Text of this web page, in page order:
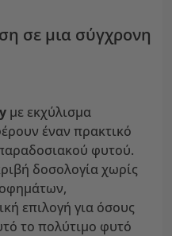
σε μια σύγχρονη
με εκχύλισμα
έναν πρακτικό
φυτού.
δοσολογία χωρίς
επιλογή για όσους
το πολύτιμο φυτό